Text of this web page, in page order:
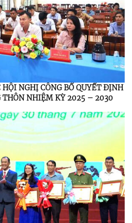
HỘI NGHỊ CÔNG BỐ QUYẾT ĐỊNH
THÔN NHIỆM KỲ 2025 – 2030